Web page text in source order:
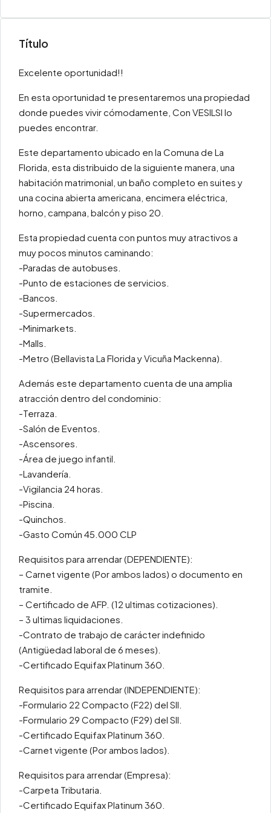
Título
Excelente oportunidad!!
En esta oportunidad te presentaremos una propiedad
donde puedes vivir cómodamente, Con VESILSI lo
puedes encontrar.
Este departamento ubicado en la Comuna de La
Florida, esta distribuido de la siguiente manera, una
habitación matrimonial, un baño completo en suites y
una cocina abierta americana, encimera eléctrica,
horno, campana, balcón y piso 20.
Esta propiedad cuenta con puntos muy atractivos a
muy pocos minutos caminando:
-Paradas de autobuses.
-Punto de estaciones de servicios.
-Bancos.
-Supermercados.
-Minimarkets.
-Malls.
-Metro (Bellavista La Florida y Vicuña Mackenna).
Además este departamento cuenta de una amplia
atracción dentro del condominio:
-Terraza.
-Salón de Eventos.
-Ascensores.
-Área de juego infantil.
-Lavandería.
-Vigilancia 24 horas.
-Piscina.
-Quinchos.
-Gasto Común 45.000 CLP
Requisitos para arrendar (DEPENDIENTE):
– Carnet vigente (Por ambos lados) o documento en
tramite.
– Certificado de AFP. (12 ultimas cotizaciones).
– 3 ultimas liquidaciones.
-Contrato de trabajo de carácter indefinido
(Antigüedad laboral de 6 meses).
-Certificado Equifax Platinum 360.
Requisitos para arrendar (INDEPENDIENTE):
-Formulario 22 Compacto (F22) del SII.
-Formulario 29 Compacto (F29) del SII.
-Certificado Equifax Platinum 360.
-Carnet vigente (Por ambos lados).
Requisitos para arrendar (Empresa):
-Carpeta Tributaria.
-Certificado Equifax Platinum 360.